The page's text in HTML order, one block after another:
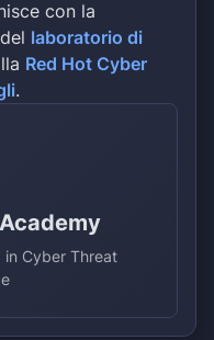
con la
laboratorio di
Red Hot Cyber
.
in Cyber Threat